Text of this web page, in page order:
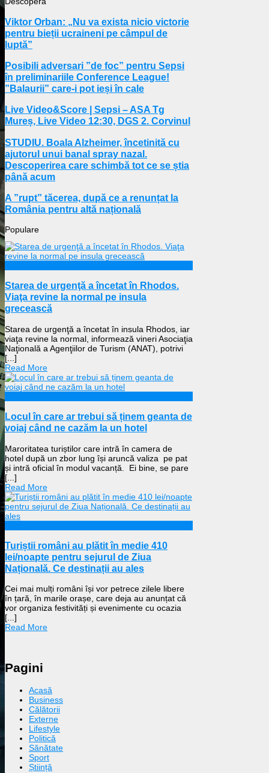
Viktor Orban: „Nu va exista nicio victorie
pentru bieții ucraineni pe câmpul de
luptă”
Posibili adversari ”de foc” pentru Sepsi
în preliminariile Conference League!
”Balaurii” care-i pot ieși în cale
Live Video&Score | Sepsi – ASA Tg
Mureș, Live Video 12:30, DGS 2. Corvinul
STUDIU. Boala Alzheimer, încetinită cu
ajutorul unui banal spray nazal.
Descoperirea care schimbă tot ce se știa
până acum
A ”rupt” tăcerea, după ce a renunțat la
România pentru altă națională
Populare
Starea de urgenţă a încetat în Rhodos.
Viaţa revine la normal pe insula
grecească
Starea de urgenţă a încetat în insula Rhodos, iar
viaţa revine la normal, informează vineri Asociaţia
Naţională a Agenţiilor de Turism (ANAT), potrivi
[...]
Read More
Locul în care ar trebui să ținem geanta de
voiaj când ne cazăm la un hotel
Maroritatea turiștilor care intră în camera de
hotel după un zbor lung își aruncă valiza pe pat
și intră oficial în modul vacanță. Ei bine, se pare
[...]
Read More
Turiștii români au plătit în medie 410
lei/noapte pentru sejurul de Ziua
Națională. Ce destinații au ales
Cei mai mulți români își vor petrece zilele libere
în țară, în marile orașe, care deja au anunțat că
vor organiza festivități și evenimente cu ocazia
[...]
Read More
Pagini
Acasă
Business
Călătorii
Externe
Lifestyle
Politică
Sănătate
Sport
Știință